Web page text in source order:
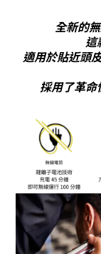
全新的
這
適用於貼近頭
採用了革命